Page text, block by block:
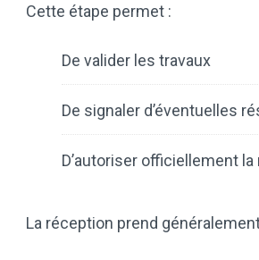
Cette étape permet :
De valider les travaux
De signaler d’éventuelles
D’autoriser officiellement
La réception prend